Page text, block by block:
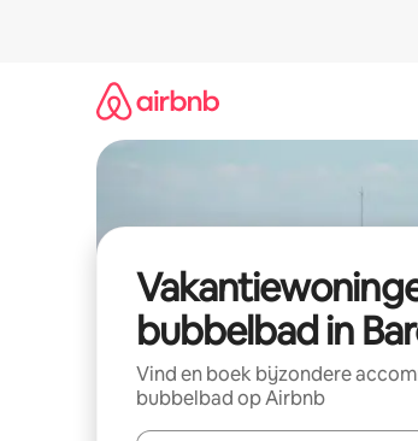
bubbelbad in
Vind en boek bijzondere
bubbelbad op Airbnb